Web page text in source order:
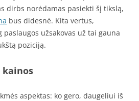
dirbs norėdamas pasiekti šį tikslą,
bus didesnė. Kita vertus,
užsakovas už tai gauna
poziciją.
kainos
aspektas: ko gero, daugeliui iš